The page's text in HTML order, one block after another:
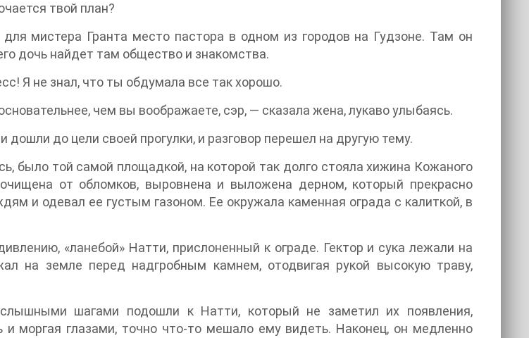
твой план?
мистера Гранта место пастора в одном из городов на Гудзоне. Там он
дочь найдет там общество и знакомства.
Я не знал, что ты обдумала все так хорошо.
чем вы воображаете, сэр, — сказала жена, лукаво улыбаясь.
до цели своей прогулки, и разговор перешел на другую тему.
было той самой площадкой, на которой так долго стояла хижина Кожаного
от обломков, выровнена и выложена дерном, который прекрасно
и одевал ее густым газоном. Ее окружала каменная ограда с калиткой, в
«ланебой» Натти, прислоненный к ограде. Гектор и сука лежали на
на земле перед надгробным камнем, отодвигая рукой высокую траву,
шагами подошли к Натти, который не заметил их появления,
и моргая глазами, точно что-то мешало ему видеть. Наконец, он медленно